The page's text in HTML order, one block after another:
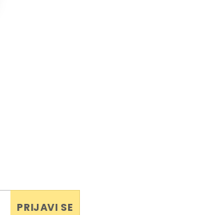
PRIJAVI SE